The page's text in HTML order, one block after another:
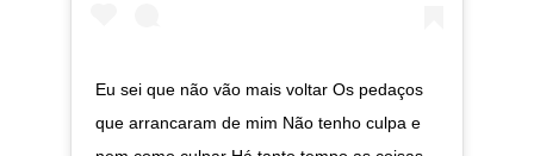
Eu sei que não vão mais voltar Os pedaços
que arrancaram de mim Não tenho culpa e